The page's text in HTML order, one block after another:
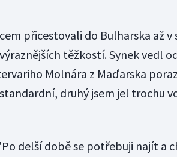
přicestovali do Bulharska až
těžkostí. Synek vedl
Molnára z Maďarska
druhý jsem jel trochu
delší době se potřebuji najít a